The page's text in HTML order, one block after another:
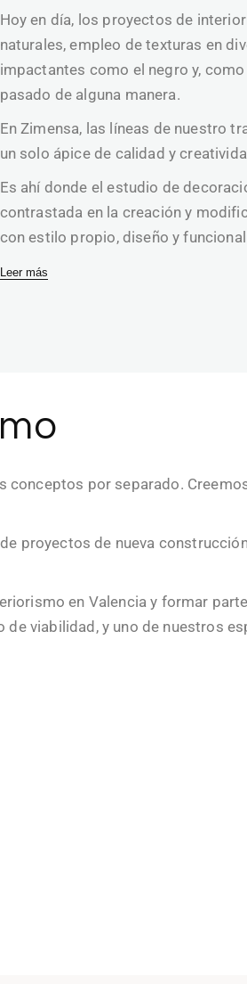
Hoy en día, los proyectos de
naturales, empleo de texturas en
impactantes como el negro y,
pasado de alguna manera.
En Zimensa, las líneas de nuestro
un solo ápice de calidad y
Es ahí donde el estudio de
contrastada en la creación y
con estilo propio, diseño y
Leer más
por separado.
proyectos de nueva
en Valencia y formar
viabilidad, y uno de nuestros